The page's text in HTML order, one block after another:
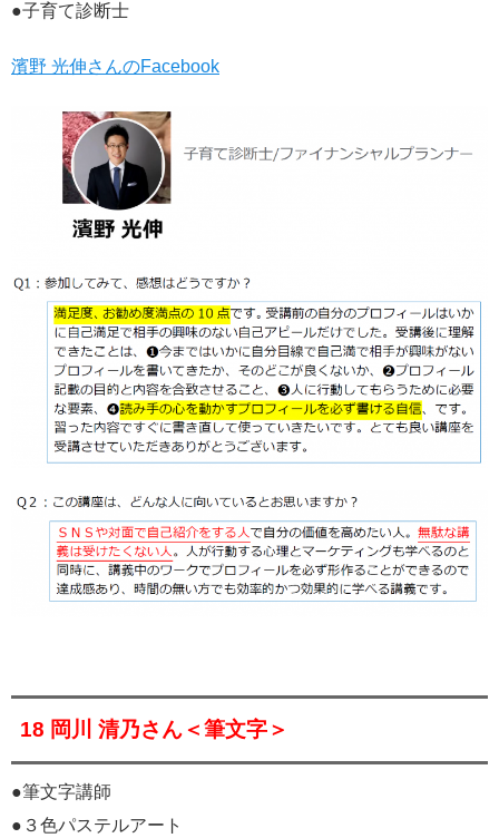
●子育て診断士
濱野 光伸さんのFacebook
18 岡川 清乃さん＜筆文字＞
●筆文字講師
●３色パステルアート